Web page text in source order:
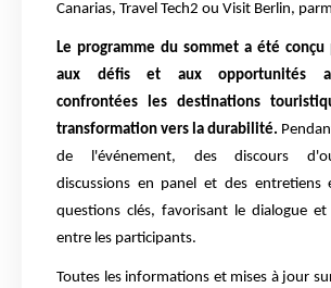
Canarias, Travel Tech2 ou Visit Berlin,
Le programme du sommet a été conçu
aux défis et aux opportunités
confrontées les destinations
transformation vers la durabilité.
de l'événement, des discours
discussions en panel et des entretiens
questions clés, favorisant le dialogue
entre les participants.
Toutes les informations et mises à jour